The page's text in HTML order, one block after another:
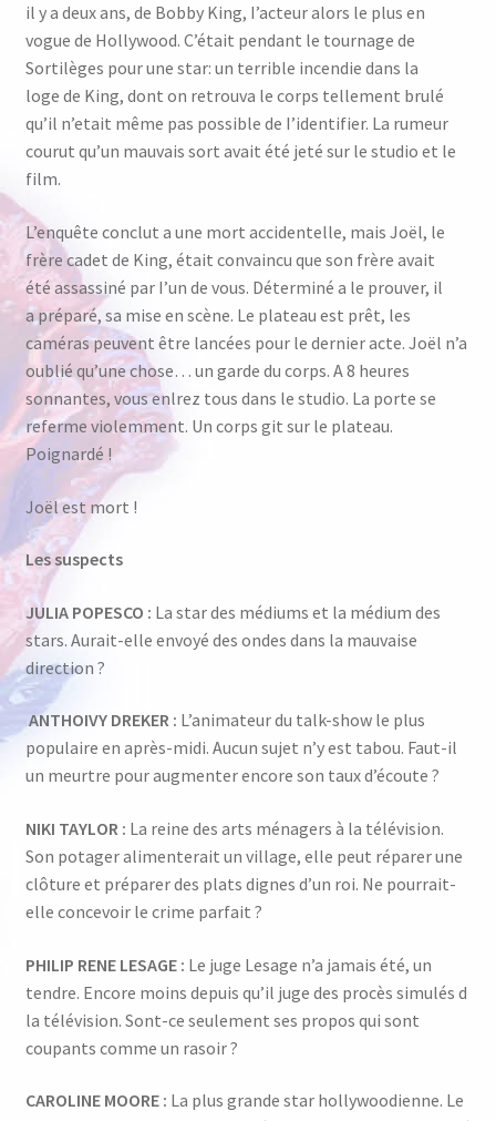
il y a deux ans, de Bobby King, I’acteur alors le plus en
vogue de Hollywood. C’était pendant le tournage de
Sortilèges pour une star: un terrible incendie dans la
loge de King, dont on retrouva le corps tellement brulé
qu’il n’etait même pas possible de I’identifier. La rumeur
courut qu’un mauvais sort avait été jeté sur le studio et le
film.
L’enquête conclut a une mort accidentelle, mais Joël, le
frère cadet de King, était convaincu que son frère avait
été assassiné par I’un de vous. Déterminé a le prouver, il
a préparé, sa mise en scène. Le plateau est prêt, les
caméras peuvent être lancées pour le dernier acte. Joël n’a
oublié qu’une chose… un garde du corps. A 8 heures
sonnantes, vous enlrez tous dans le studio. La porte se
referme violemment. Un corps git sur le plateau.
Poignardé !
Joël est mort !
Les suspects
JULIA POPESCO : La star des médiums et la médium des
stars. Aurait-elle envoyé des ondes dans la mauvaise
direction ?
ANTHOIVY DREKER : L’animateur du talk-show le plus
populaire en après-midi. Aucun sujet n’y est tabou. Faut-il
un meurtre pour augmenter encore son taux d’écoute ?
NIKI TAYLOR : La reine des arts ménagers à la télévision.
Son potager alimenterait un village, elle peut réparer une
clôture et préparer des plats dignes d’un roi. Ne pourrait-
elle concevoir le crime parfait ?
PHILIP RENE LESAGE : Le juge Lesage n’a jamais été, un
tendre. Encore moins depuis qu’il juge des procès simulés d
la télévision. Sont-ce seulement ses propos qui sont
coupants comme un rasoir ?
CAROLINE MOORE : La plus grande star hollywoodienne. Le